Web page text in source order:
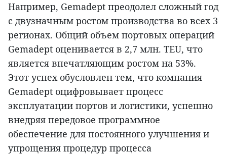
Например, Gemadept преодолел сложный год
с двузначным ростом производства во всех 3
регионах. Общий объем портовых операций
Gemadept оценивается в 2,7 млн. TEU, что
является впечатляющим ростом на 53%.
Этот успех обусловлен тем, что компания
Gemadept оцифровывает процесс
эксплуатации портов и логистики, успешно
внедряя передовое программное
обеспечение для постоянного улучшения и
упрощения процедур процесса